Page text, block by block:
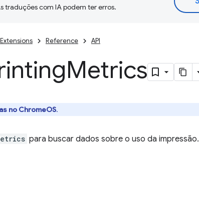
traduções com IA podem ter erros.
Reference API
Metrics
no ChromeOS.
para buscar dados sobre o uso da impressão.